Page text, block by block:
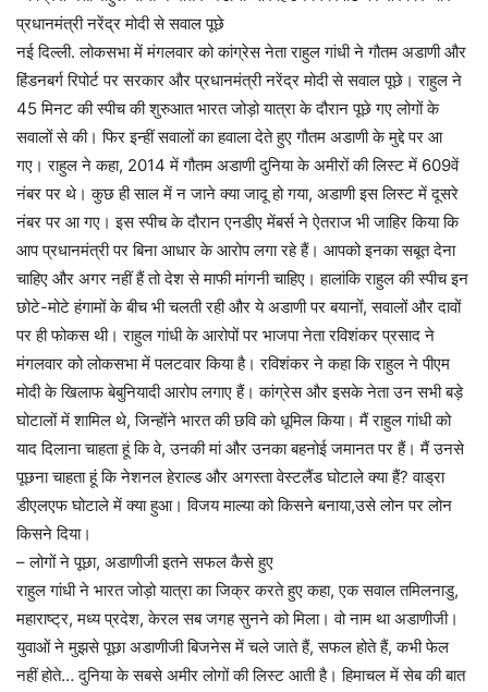
प्रधानमंत्री नरेंद्र मोदी से सवाल पूछे
नई दिल्ली. लोकसभा में मंगलवार को कांग्रेस नेता राहुल गांधी ने गौतम अडाणी और
हिंडनबर्ग रिपोर्ट पर सरकार और प्रधानमंत्री नरेंद्र मोदी से सवाल पूछे। राहुल ने
45 मिनट की स्पीच की शुरुआत भारत जोड़ो यात्रा के दौरान पूछे गए लोगों के
सवालों से की। फिर इन्हीं सवालों का हवाला देते हुए गौतम अडाणी के मुद्दे पर आ
गए। राहुल ने कहा, 2014 में गौतम अडाणी दुनिया के अमीरों की लिस्ट में 609वें
नंबर पर थे। कुछ ही साल में न जाने क्या जादू हो गया, अडाणी इस लिस्ट में दूसरे
नंबर पर आ गए। इस स्पीच के दौरान एनडीए मेंबर्स ने ऐतराज भी जाहिर किया कि
आप प्रधानमंत्री पर बिना आधार के आरोप लगा रहे हैं। आपको इनका सबूत देना
चाहिए और अगर नहीं हैं तो देश से माफी मांगनी चाहिए। हालांकि राहुल की स्पीच इन
छोटे-मोटे हंगामों के बीच भी चलती रही और ये अडाणी पर बयानों, सवालों और दावों
पर ही फोकस थी। राहुल गांधी के आरोपों पर भाजपा नेता रविशंकर प्रसाद ने
मंगलवार को लोकसभा में पलटवार किया है। रविशंकर ने कहा कि राहुल ने पीएम
मोदी के खिलाफ बेबुनियादी आरोप लगाए हैं। कांग्रेस और इसके नेता उन सभी बड़े
घोटालों में शामिल थे, जिन्होंने भारत की छवि को धूमिल किया। मैं राहुल गांधी को
याद दिलाना चाहता हूं कि वे, उनकी मां और उनका बहनोई जमानत पर हैं। मैं उनसे
पूछना चाहता हूं कि नेशनल हेराल्ड और अगस्ता वेस्टलैंड घोटाले क्या हैं? वाड्रा
डीएलएफ घोटाले में क्या हुआ। विजय माल्या को किसने बनाया,उसे लोन पर लोन
किसने दिया।
– लोगों ने पूछा, अडाणीजी इतने सफल कैसे हुए
राहुल गांधी ने भारत जोड़ो यात्रा का जिक्र करते हुए कहा, एक सवाल तमिलनाडु,
महाराष्ट्र, मध्य प्रदेश, केरल सब जगह सुनने को मिला। वो नाम था अडाणीजी।
युवाओं ने मुझसे पूछा अडाणीजी बिजनेस में चले जाते हैं, सफल होते हैं, कभी फेल
नहीं होते… दुनिया के सबसे अमीर लोगों की लिस्ट आती है। हिमाचल में सेब की बात